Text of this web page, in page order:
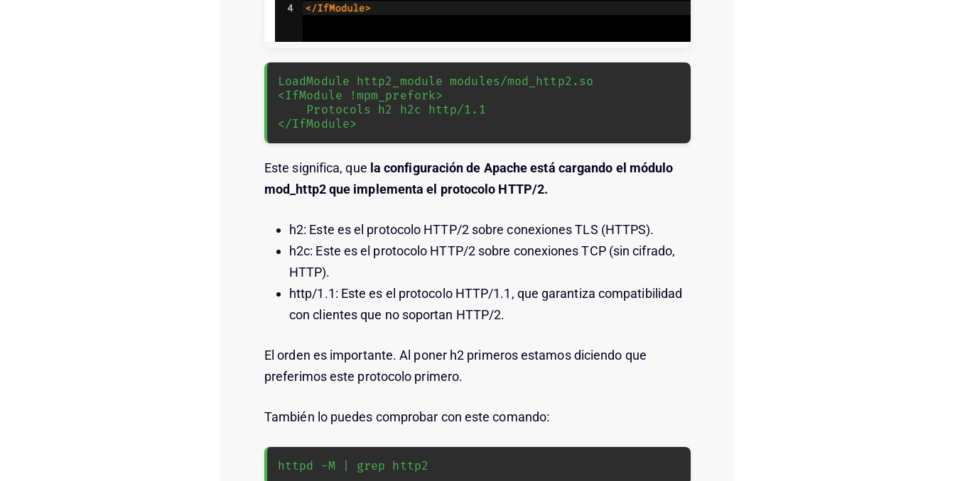
LoadModule http2_module modules/mod_http2.so
<IfModule !mpm_prefork>
</IfModule>
Este significa, que la configuración de Apache está cargando el módulo
mod_http2 que implementa el protocolo HTTP/2.
h2: Este es el protocolo HTTP/2 sobre conexiones TLS (HTTPS).
h2c: Este es el protocolo HTTP/2 sobre conexiones TCP (sin cifrado,
HTTP).
http/1.1: Este es el protocolo HTTP/1.1, que garantiza compatibilidad
con clientes que no soportan HTTP/2.
El orden es importante. Al poner h2 primeros estamos diciendo que
preferimos este protocolo primero.
También lo puedes comprobar con este comando:
httpd -M | grep http2